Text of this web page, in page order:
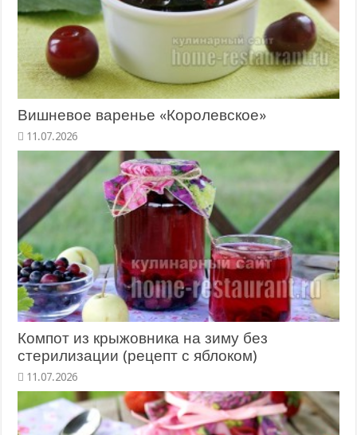
Вишневое варенье «Королевское»
11.07.2026
Компот из крыжовника на зиму без
стерилизации (рецепт с яблоком)
11.07.2026